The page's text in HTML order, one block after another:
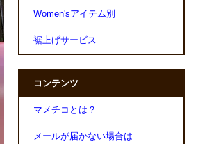
Women'sアイテム別
裾上げサービス
コンテンツ
マメチコとは？
メールが届かない場合は